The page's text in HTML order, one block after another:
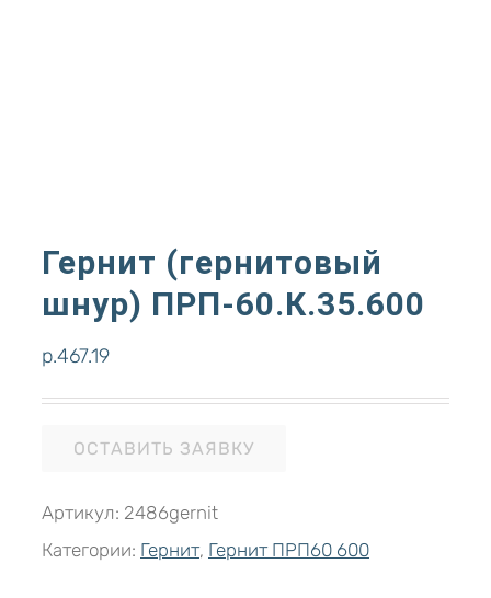
Гернит (гернитовый
шнур) ПРП-60.К.35.600
р.467.19
ОСТАВИТЬ ЗАЯВКУ
Артикул: 2486gernit
Категории: Гернит, Гернит ПРП60 600